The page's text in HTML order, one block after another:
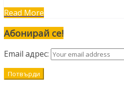
Read More
Абонирай се!
Email адрес: